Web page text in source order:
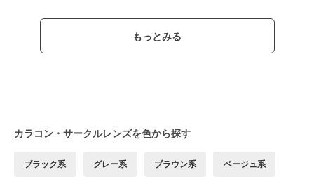
もっとみる
カラコン・サークルレンズを色から探す
ブラック系 グレー系 ブラウン系 ベージュ系